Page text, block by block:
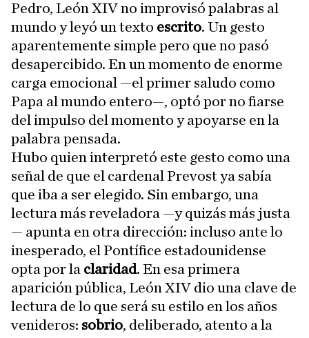
Pedro, León XIV no improvisó palabras al
mundo y leyó un texto escrito. Un gesto
aparentemente simple pero que no pasó
desapercibido. En un momento de enorme
carga emocional —el primer saludo como
Papa al mundo entero—, optó por no fiarse
del impulso del momento y apoyarse en la
palabra pensada.
Hubo quien interpretó este gesto como una
señal de que el cardenal Prevost ya sabía
que iba a ser elegido. Sin embargo, una
lectura más reveladora —y quizás más justa
— apunta en otra dirección: incluso ante lo
inesperado, el Pontífice estadounidense
opta por la claridad. En esa primera
aparición pública, León XIV dio una clave de
lectura de lo que será su estilo en los años
venideros: sobrio, deliberado, atento a la